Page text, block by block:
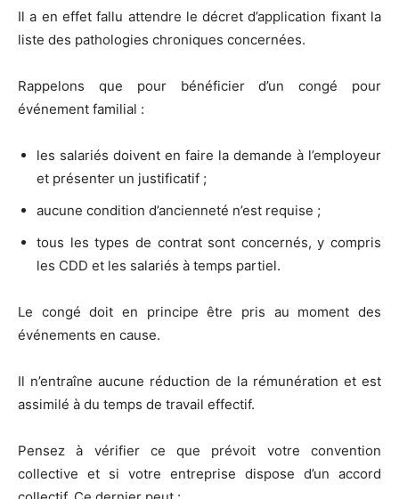
Il a en effet fallu attendre le décret d’application fixant la
liste des pathologies chroniques concernées.
Rappelons que pour bénéficier d’un congé pour
événement familial :
les salariés doivent en faire la demande à l’employeur
et présenter un justificatif ;
aucune condition d’ancienneté n’est requise ;
tous les types de contrat sont concernés, y compris
les CDD et les salariés à temps partiel.
Le congé doit en principe être pris au moment des
événements en cause.
Il n’entraîne aucune réduction de la rémunération et est
assimilé à du temps de travail effectif.
Pensez à vérifier ce que prévoit votre convention
collective et si votre entreprise dispose d’un accord